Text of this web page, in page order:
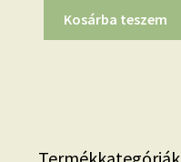
Kosárba teszem